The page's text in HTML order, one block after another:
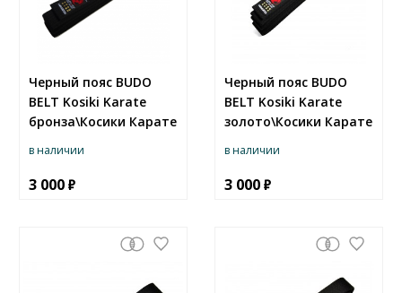
Черный пояс BUDO
BELT Kosiki Karate
бронза\Косики Карате
в наличии
3 000
Черный пояс BUDO
BELT Kosiki Karate
золото\Косики Карате
в наличии
3 000